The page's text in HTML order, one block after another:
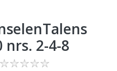
nrs. 2-4-8